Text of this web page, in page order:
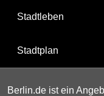
Stadtleben
Stadtplan
Berlin.de ist ein